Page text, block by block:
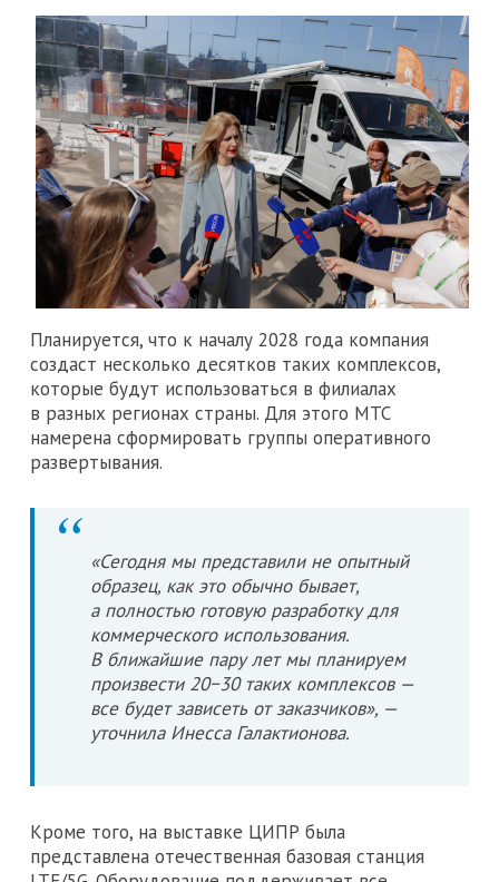
Планируется, что к началу 2028 года компания
создаст несколько десятков таких комплексов,
которые будут использоваться в филиалах
в разных регионах страны. Для этого МТС
намерена сформировать группы оперативного
развертывания.
«Сегодня мы представили не опытный
образец, как это обычно бывает,
а полностью готовую разработку для
коммерческого использования.
В ближайшие пару лет мы планируем
произвести 20−30 таких комплексов —
все будет зависеть от заказчиков», —
уточнила Инесса Галактионова.
Кроме того, на выставке ЦИПР была
представлена отечественная базовая станция